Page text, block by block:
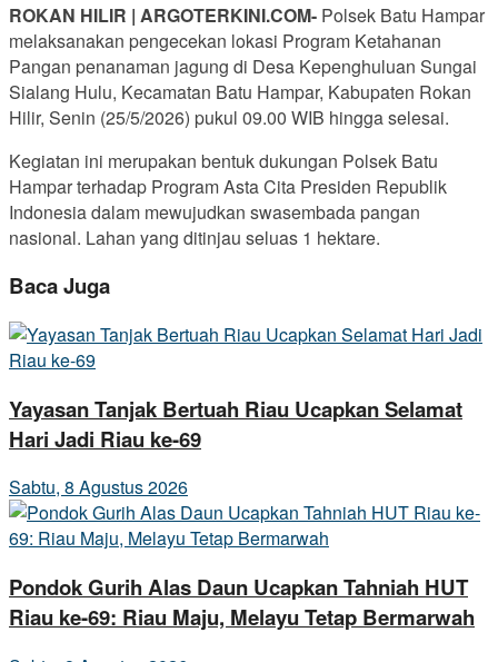
ROKAN HILIR | ARGOTERKINI.COM- Polsek Batu Hampar
melaksanakan pengecekan lokasi Program Ketahanan
Pangan penanaman jagung di Desa Kepenghuluan Sungai
Sialang Hulu, Kecamatan Batu Hampar, Kabupaten Rokan
Hilir, Senin (25/5/2026) pukul 09.00 WIB hingga selesai.
Kegiatan ini merupakan bentuk dukungan Polsek Batu
Hampar terhadap Program Asta Cita Presiden Republik
Indonesia dalam mewujudkan swasembada pangan
nasional. Lahan yang ditinjau seluas 1 hektare.
Baca Juga
Yayasan Tanjak Bertuah Riau Ucapkan Selamat
Hari Jadi Riau ke-69
Sabtu, 8 Agustus 2026
Pondok Gurih Alas Daun Ucapkan Tahniah HUT
Riau ke-69: Riau Maju, Melayu Tetap Bermarwah